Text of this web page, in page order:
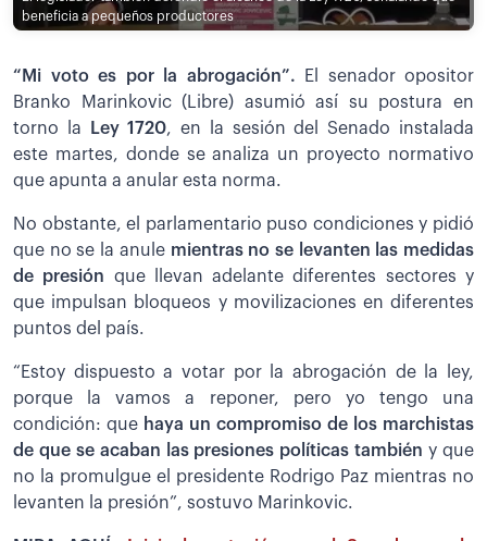
beneficia a pequeños productores
“Mi voto es por la abrogación”. El senador opositor
Branko Marinkovic (Libre) asumió así su postura en
torno la
Ley 1720, en la sesión del Senado instalada
este martes, donde se analiza un proyecto normativo
que apunta a anular esta norma.
No obstante, el parlamentario puso condiciones y pidió
que no se la anule mientras no se levanten las medidas
de presión que llevan adelante diferentes sectores y
que impulsan bloqueos y movilizaciones en diferentes
puntos del país.
“Estoy dispuesto a votar por la abrogación de la ley,
porque la vamos a reponer, pero yo tengo una
condición: que haya un compromiso de los marchistas
de que se acaban las presiones políticas tambiény que
no la promulgue el presidente Rodrigo Paz mientras no
levanten la presión”, sostuvo Marinkovic.